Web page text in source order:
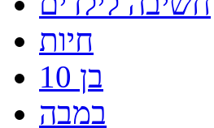
חיות
בן 10
במבה